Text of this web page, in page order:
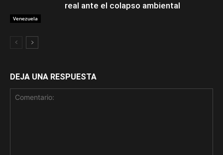
Venezuela
real ante el colapso ambiental
DEJA UNA RESPUESTA